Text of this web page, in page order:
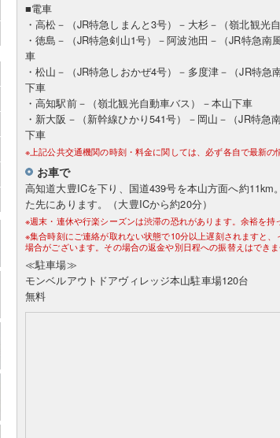
■電車
・高松－（JR特急しまんと3号）－大杉－（嶺北観光
・徳島－（JR特急剣山1号）－阿波池田－（JR特急
車
・松山－（JR特急しおかぜ4号）－多度津－（JR特
下車
・高知駅前－（嶺北観光自動車バス）－本山下車
・新大阪－（新幹線ひかり541号）－岡山－（JR特
下車
※上記公共交通機関の時刻・料金に関しては、必ず各自で最新の
お車で
高知道大豊ICを下り、国道439号を本山方面へ約
た先にあります。（大豊ICから約20分）
※週末・連休や行楽シーズンは渋滞の恐れがあります。余裕を持
※集合時刻にご連絡が取れない状態で10分以上遅刻されますと
場合がございます。その場合の返金や別日程への振替えはでき
≪駐車場≫
モンベルアウトドアヴィレッジ本山駐車場120台
無料